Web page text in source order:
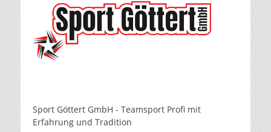
Sport Göttert GmbH - Teamsport Profi mit
Erfahrung und Tradition